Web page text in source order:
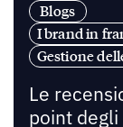
Blogs
I brand in
Gestione
Le
point